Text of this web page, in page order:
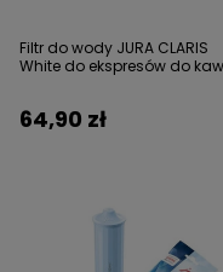
Filtr do wody JURA CLARIS
White do ekspresów do
64,90 zł